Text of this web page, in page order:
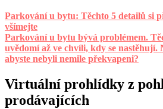
Parkování u bytu: Těchto 5 detailů si
všímejte
Parkování u bytu bývá problémem.
uvědomí až ve chvíli, kdy se nastěhují.
abyste nebyli nemile překvapeni?
Virtuální prohlídky z
prodávajících